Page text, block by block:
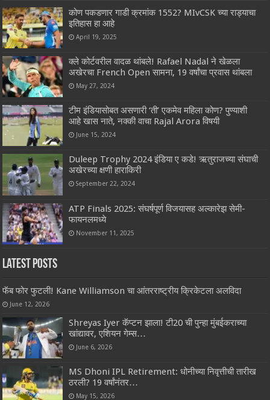
कोण पकडणार गाडी क्रमांक 1552? MIvCSK च्या राड्याचा
इतिहास हा आहे
April 19, 2025
क्ले कोर्टवरील वादळ थांबले! Rafael Nadal ने खेळला
अखेरचा French Open सामना, 19 वर्षांचा प्रवास थांबला
May 27, 2024
टीम इंडियासोबत असणारी ‘ती’ एकमेव महिला कोण? पुण्याशी
आहे खास नाते, नक्की वाचा Rajal Arora विषयी
June 15, 2024
Duleep Trophy 2024 इंडिया ए कडे! ऋतुराजच्या संघाची
अखेरच्या क्षणी हाराकिरी
September 22, 2024
ATP Finals 2025: संघर्षपूर्ण विजयासह अल्कारेझ सेमी-
फायनलमध्ये
November 11, 2025
Latest Posts
फॅब फोर फुटली! Kane Williamson चा आंतरराष्ट्रीय क्रिकेटला अलविदा
June 12, 2026
Shreyas Iyer कॅप्टन झाला! टी20 ची पुन्हा मुंबईकराच्या
खांद्यावर, एशियन गेम्स…
June 6, 2026
MS Dhoni IPL Retirement: धोनीच्या निवृत्तीची तारीख
ठरली? 19 वर्षांनंतर…
May 15, 2026